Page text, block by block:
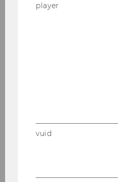
Mitteilungsblatt vom 10.
player
vuid